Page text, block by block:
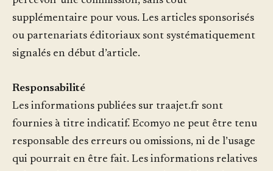
supplémentaire pour vous. Les articles sponsorisés
ou partenariats éditoriaux sont systématiquement
signalés en début d’article.
Responsabilité
Les informations publiées sur traajet.fr sont
fournies à titre indicatif. Ecomyo ne peut être tenu
responsable des erreurs ou omissions, ni de l’usage
qui pourrait en être fait. Les informations relatives